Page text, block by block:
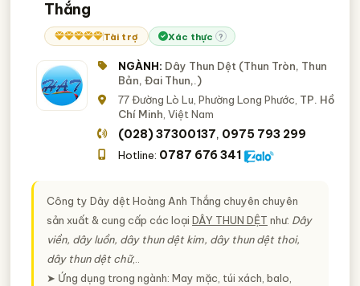
Thắng
Tài trợ Xác thực ?
NGÀNH: Dây Thun Dệt (Thun Tròn, Thun
Bản, Đai Thun,.)
77 Đường Lò Lu, Phường Long Phước, TP. Hồ
Chí Minh, Việt Nam
(028) 37300137, 0975 793 299
Hotline: 0787 676 341
Công ty Dây dệt Hoàng Anh Thắng chuyên chuyên
sản xuất & cung cấp các loại DÂY THUN DỆT như: Dây
viền, dây luồn, dây thun dệt kim, dây thun dệt thoi,
dây thun dệt chữ,..
➤ Ứng dụng trong ngành: May mặc, túi xách, balo,